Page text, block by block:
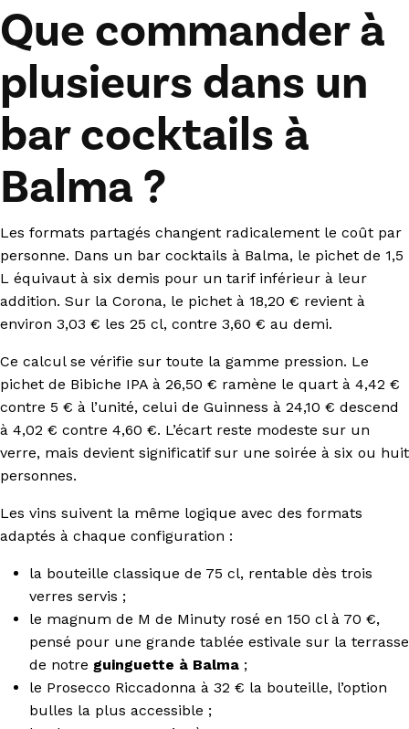
Que commander à
plusieurs dans un
bar cocktails à
Balma ?
Les formats partagés changent radicalement le coût par
personne. Dans un bar cocktails à Balma, le pichet de 1,5
L équivaut à six demis pour un tarif inférieur à leur
addition. Sur la Corona, le pichet à 18,20 € revient à
environ 3,03 € les 25 cl, contre 3,60 € au demi.
Ce calcul se vérifie sur toute la gamme pression. Le
pichet de Bibiche IPA à 26,50 € ramène le quart à 4,42 €
contre 5 € à l’unité, celui de Guinness à 24,10 € descend
à 4,02 € contre 4,60 €. L’écart reste modeste sur un
verre, mais devient significatif sur une soirée à six ou huit
personnes.
Les vins suivent la même logique avec des formats
adaptés à chaque configuration :
la bouteille classique de 75 cl, rentable dès trois
verres servis ;
le magnum de M de Minuty rosé en 150 cl à 70 €,
pensé pour une grande tablée estivale sur la terrasse
de notre guinguette à Balma ;
le Prosecco Riccadonna à 32 € la bouteille, l’option
bulles la plus accessible ;